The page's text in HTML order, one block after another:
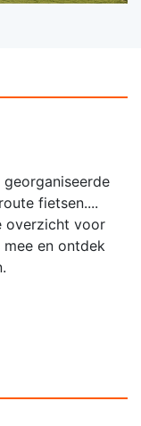
fietsen....
overzicht voor
mee en ontdek